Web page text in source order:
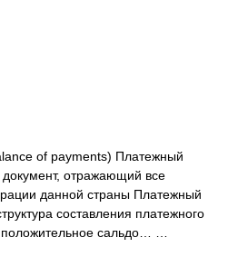
of payments) Платежный
документ, отражающий все
данной страны Платежный
составления платежного
положительное сальдо… …